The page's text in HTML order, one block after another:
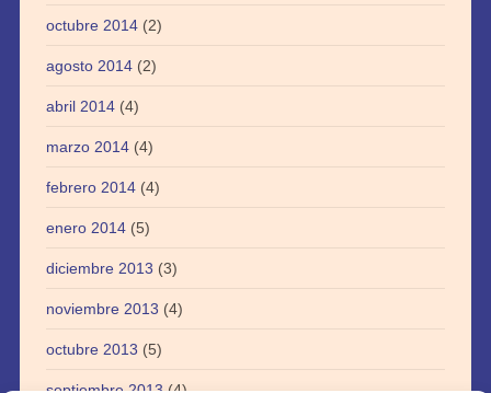
octubre 2014(2)
agosto 2014(2)
abril 2014(4)
marzo 2014(4)
febrero 2014(4)
enero 2014(5)
diciembre 2013 (3)
noviembre 2013 (4)
octubre 2013 (5)